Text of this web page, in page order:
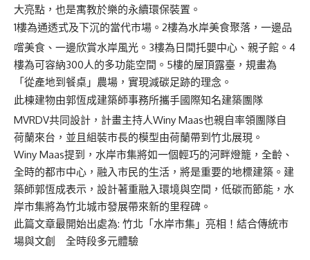
大亮點，也是寓教於樂的永續環保裝置。
1樓為通透式及下沉的當代市場。2樓為水岸美食聚落，一邊品
嚐美食、一邊欣賞水岸風光。3樓為日間托嬰中心、親子館。4
樓為可容納300人的多功能空間。5樓的屋頂露臺，規畫為
「從產地到餐桌」農場，實現減碳足跡的理念。
此棟建物由郭恆成建築師事務所攜手國際知名建築團隊
MVRDV共同設計，計畫主持人Winy Maas也親自率領團隊自
荷蘭來台，並且組裝市長的模型由荷蘭帶到竹北展現。
Winy Maas提到，水岸市集將如一個輕巧的河畔燈籠，全齡、
全時的都市中心，融入市民的生活，將是重要的地標建築。建
築師郭恆成表示，設計著重融入環境與空間，低碳而節能，水
岸市集將為竹北城市發展帶來新的里程碑。
此篇文章最開始出處為: 竹北「水岸市集」亮相！結合傳統市
場與文創 全時段多元體驗